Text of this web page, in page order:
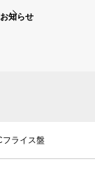
お知らせ
フライス盤